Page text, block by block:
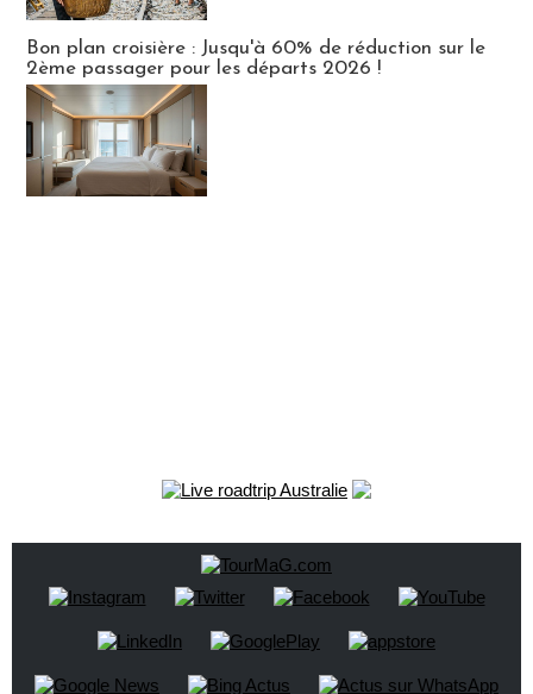
Bon plan croisière : Jusqu'à 60% de réduction sur le
2ème passager pour les départs 2026 !